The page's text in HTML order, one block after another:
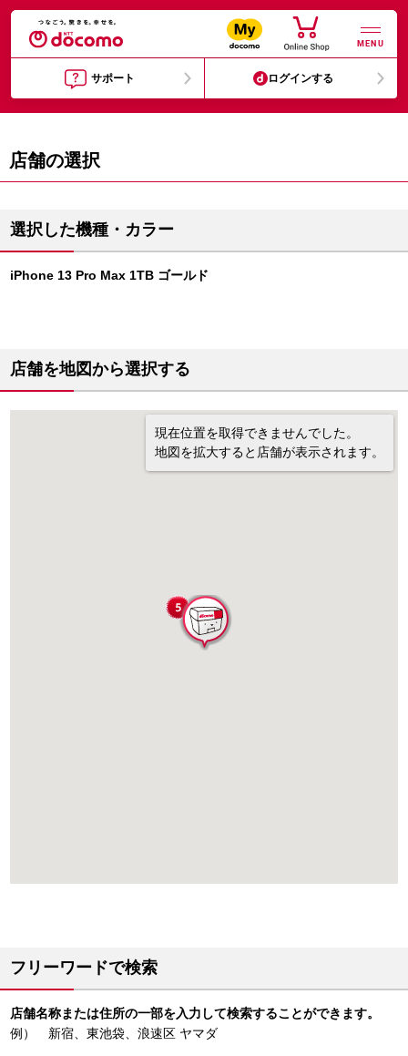
MENU
サポート ログインする
店舗の選択
選択した機種・カラー
iPhone 13 Pro Max 1TB ゴールド
店舗を地図から選択する
現在位置を取得できませんでした。
地図を拡大すると店舗が表示されます。
フリーワードで検索
店舗名称または住所の一部を入力して検索することができます。
例） 新宿、東池袋、浪速区 ヤマダ